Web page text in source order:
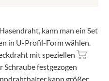
kann man ein Set
in U-Profil-Form wählen.
mit speziellen
Schraube festgezogen
kann größer